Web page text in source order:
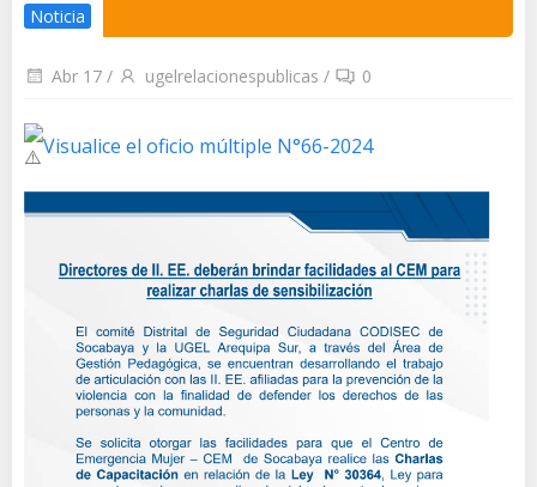
Noticia
Abr 17 / ugelrelacionespublicas / 0
Visualice el oficio múltiple N°66-2024